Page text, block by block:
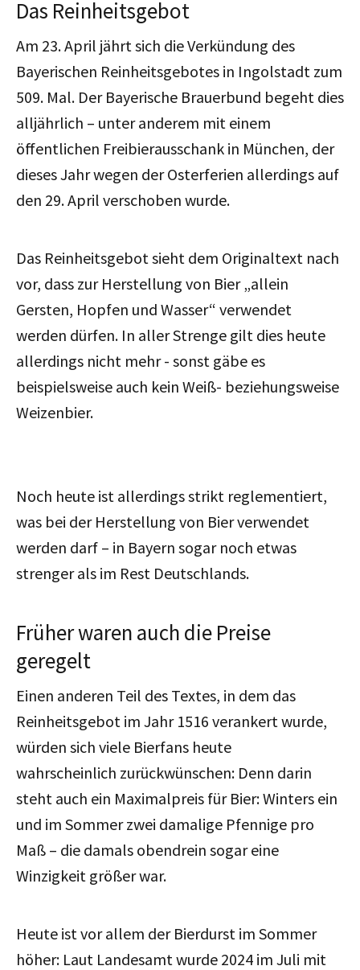
Das Reinheitsgebot
Am 23. April jährt sich die Verkündung des
Bayerischen Reinheitsgebotes in Ingolstadt zum
509. Mal. Der Bayerische Brauerbund begeht dies
alljährlich – unter anderem mit einem
öffentlichen Freibierausschank in München, der
dieses Jahr wegen der Osterferien allerdings auf
den 29. April verschoben wurde.
Das Reinheitsgebot sieht dem Originaltext nach
vor, dass zur Herstellung von Bier „allein
Gersten, Hopfen und Wasser“ verwendet
werden dürfen. In aller Strenge gilt dies heute
allerdings nicht mehr - sonst gäbe es
beispielsweise auch kein Weiß- beziehungsweise
Weizenbier.
Noch heute ist allerdings strikt reglementiert,
was bei der Herstellung von Bier verwendet
werden darf – in Bayern sogar noch etwas
strenger als im Rest Deutschlands.
Früher waren auch die Preise
geregelt
Einen anderen Teil des Textes, in dem das
Reinheitsgebot im Jahr 1516 verankert wurde,
würden sich viele Bierfans heute
wahrscheinlich zurückwünschen: Denn darin
steht auch ein Maximalpreis für Bier: Winters ein
und im Sommer zwei damalige Pfennige pro
Maß – die damals obendrein sogar eine
Winzigkeit größer war.
Heute ist vor allem der Bierdurst im Sommer
höher: Laut Landesamt wurde 2024 im Juli mit